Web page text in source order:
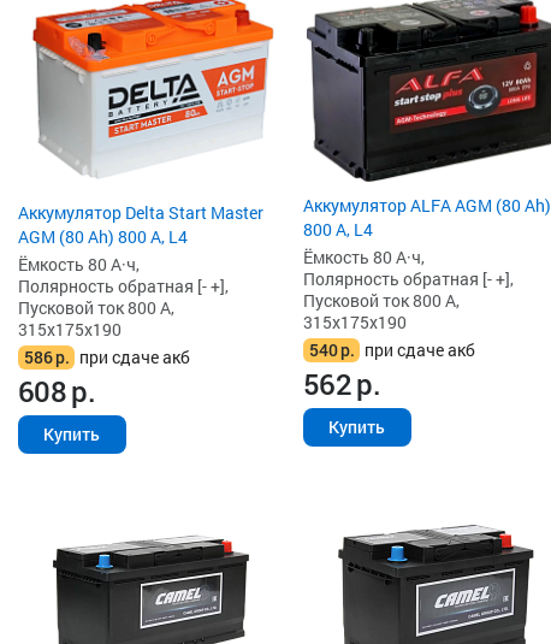
Аккумулятор Delta Start Master
AGM (80 Ah) 800 А, L4
Ёмкость 80 А·ч,
Полярность обратная [- +],
Пусковой ток 800 А,
315x175x190
586р. при сдаче акб
608р.
Купить
Аккумулятор ALFA AGM (80 Ah)
800 А, L4
Ёмкость 80 А·ч,
Полярность обратная [- +],
Пусковой ток 800 А,
315x175x190
540р. при сдаче акб
562р.
Купить